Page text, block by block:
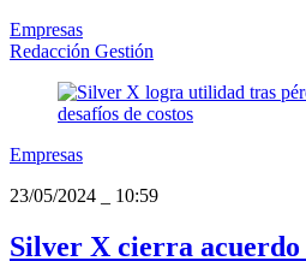
Empresas
Redacción Gestión
Empresas
23/05/2024
10:59
Silver X cierra acuerdo